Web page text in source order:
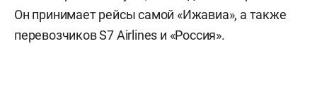
Он принимает рейсы самой «Ижавиа», а также
перевозчиков S7 Airlines и «Россия».